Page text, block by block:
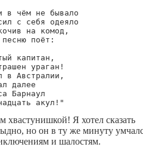
в чём не бывало
с себя одеяло
на комод,
поёт:
капитан,
ураган!
в Австралии,
далее
Барнаул
хвастунишкой! Я хотел сказать
но он в ту же минуту
и шалостям.